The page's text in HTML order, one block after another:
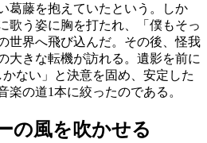
葛藤を抱えていたという。しか
歌う姿に胸を打たれ、「僕もそっ
世界へ飛び込んだ。その後、怪我
大きな転機が訪れる。遺影を前に
ない」と決意を固め、安定した
楽の道1本に絞ったのである。
の風を吹かせる